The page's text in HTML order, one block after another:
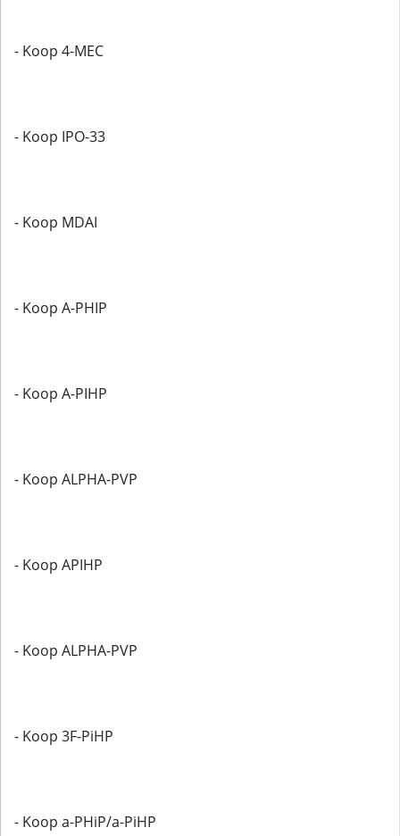
- Koop 4-MEC
- Koop IPO-33
- Koop MDAI
- Koop A-PHIP
- Koop A-PIHP
- Koop ALPHA-PVP
- Koop APIHP
- Koop ALPHA-PVP
- Koop 3F-PiHP
- Koop a-PHiP/a-PiHP